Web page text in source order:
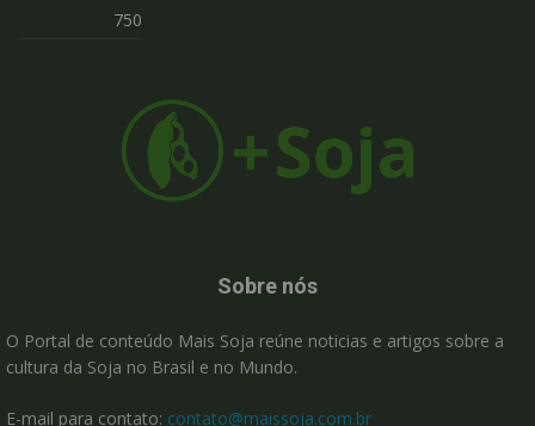
750
Sobre nós
O Portal de conteúdo Mais Soja reúne noticias e artigos sobre a
cultura da Soja no Brasil e no Mundo.
E-mail para contato: contato@maissoja.com.br